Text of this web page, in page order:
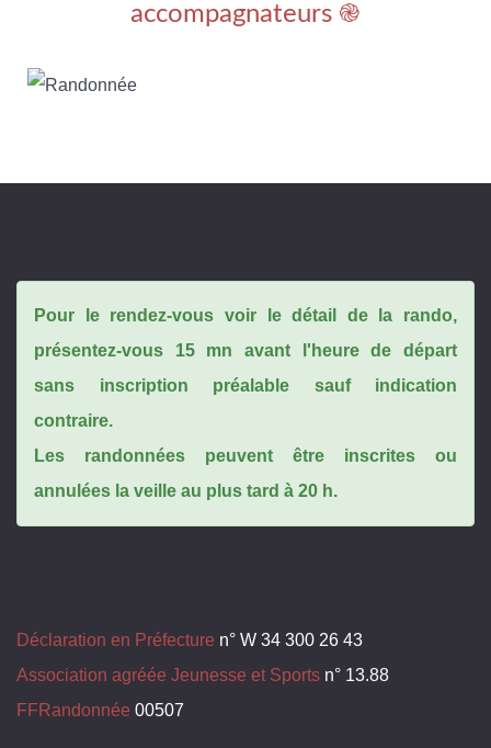
accompagnateurs ֎
Pour le rendez-vous voir le détail de la rando,
présentez-vous 15 mn avant l'heure de départ
sans inscription préalable sauf indication
contraire.
Les randonnées peuvent être inscrites ou
annulées la veille au plus tard à 20 h.
Déclaration en Préfecture n° W 34 300 26 43
Association agréée Jeunesse et Sports n° 13.88
FFRandonnée 00507